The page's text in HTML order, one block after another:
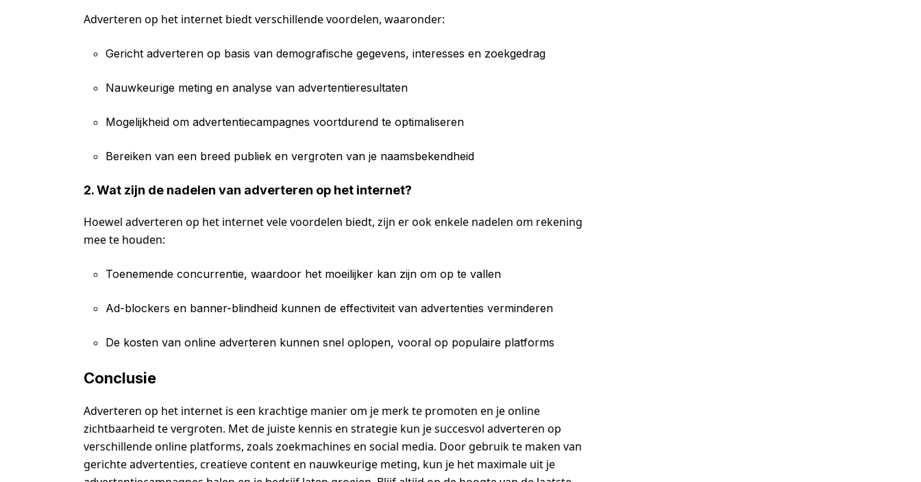
Adverteren op het internet biedt verschillende voordelen, waaronder:
Gericht adverteren op basis van demografische gegevens, interesses en zoekgedrag
Nauwkeurige meting en analyse van advertentieresultaten
Mogelijkheid om advertentiecampagnes voortdurend te optimaliseren
Bereiken van een breed publiek en vergroten van je naamsbekendheid
2. Wat zijn de nadelen van adverteren op het internet?
Hoewel adverteren op het internet vele voordelen biedt, zijn er ook enkele nadelen om rekening
mee te houden:
Toenemende concurrentie, waardoor het moeilijker kan zijn om op te vallen
Ad-blockers en banner-blindheid kunnen de effectiviteit van advertenties verminderen
De kosten van online adverteren kunnen snel oplopen, vooral op populaire platforms
Conclusie
Adverteren op het internet is een krachtige manier om je merk te promoten en je online
zichtbaarheid te vergroten. Met de juiste kennis en strategie kun je succesvol adverteren op
verschillende online platforms, zoals zoekmachines en social media. Door gebruik te maken van
gerichte advertenties, creatieve content en nauwkeurige meting, kun je het maximale uit je